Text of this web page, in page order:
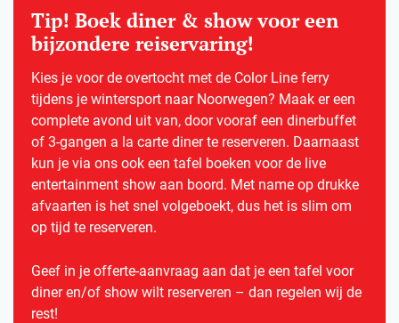
Tip! Boek diner & show voor een
bijzondere reiservaring!
Kies je voor de overtocht met de Color Line ferry
tijdens je wintersport naar Noorwegen? Maak er een
complete avond uit van, door vooraf een dinerbuffet
of 3-gangen a la carte diner te reserveren. Daarnaast
kun je via ons ook een tafel boeken voor de live
entertainment show aan boord. Met name op drukke
afvaarten is het snel volgeboekt, dus het is slim om
op tijd te reserveren.
Geef in je offerte-aanvraag aan dat je een tafel voor
diner en/of show wilt reserveren – dan regelen wij de
rest!